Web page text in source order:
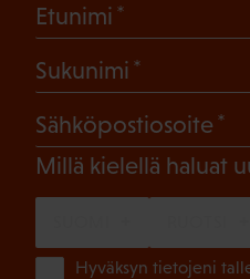
Etunimi
Sukunimi
Sähköpostiosoite
Millä kielellä haluat
Hyväksyn tietojeni